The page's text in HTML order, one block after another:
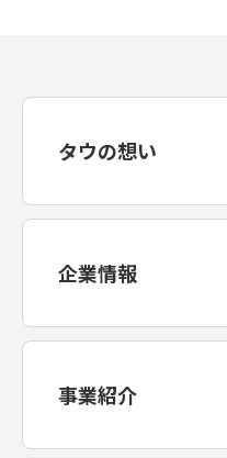
タウの想い
企業情報
事業紹介